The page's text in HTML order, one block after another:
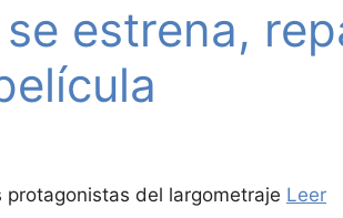
estrena,
protagonistas del largometraje Leer